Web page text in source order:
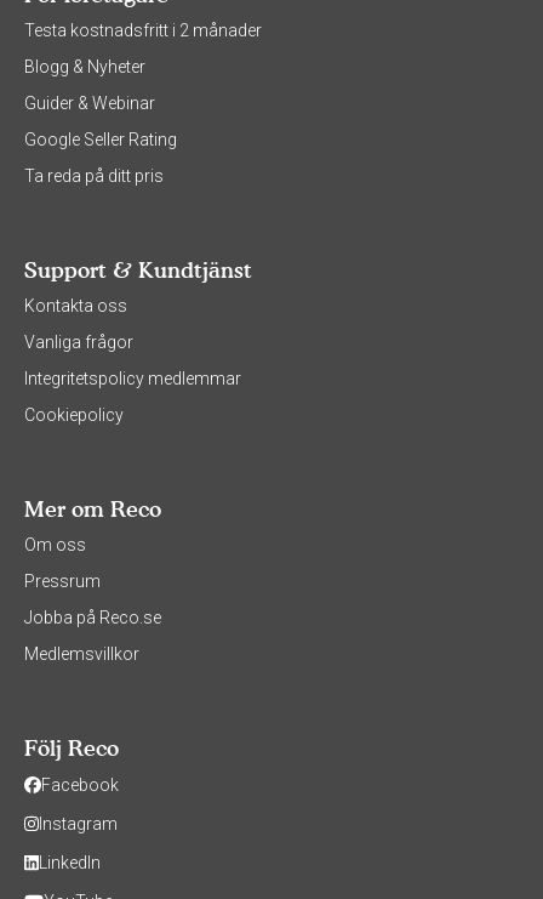
Testa kostnadsfritt i 2 månader
Blogg & Nyheter
Guider & Webinar
Google Seller Rating
Ta reda på ditt pris
Support & Kundtjänst
Kontakta oss
Vanliga frågor
Integritetspolicy medlemmar
Cookiepolicy
Mer om Reco
Om oss
Pressrum
Jobba på Reco.se
Medlemsvillkor
Följ Reco
Facebook
Instagram
LinkedIn